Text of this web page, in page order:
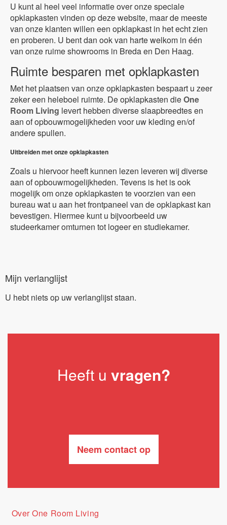
U kunt al heel veel informatie over onze speciale
opklapkasten vinden op deze website, maar de meeste
van onze klanten willen een opklapkast in het echt zien
en proberen. U bent dan ook van harte welkom in één
van onze ruime showrooms in Breda en Den Haag.
Ruimte besparen met opklapkasten
Met het plaatsen van onze opklapkasten bespaart u zeer
zeker een heleboel ruimte. De opklapkasten dieOne
Room Living levert hebben diverse slaapbreedtes en
aan of opbouwmogelijkheden voor uw kleding en/of
andere spullen.
Uitbreiden met onze opklapkasten
Zoals u hiervoor heeft kunnen lezen leveren wij diverse
aan of opbouwmogelijkheden. Tevens is het is ook
mogelijk om onze opklapkasten te voorzien van een
bureau wat u aan het frontpaneel van de opklapkast kan
bevestigen. Hiermee kunt u bijvoorbeeld uw
studeerkamer omturnen tot logeer en studiekamer.
Mijn verlanglijst
U hebt niets op uw verlanglijst staan.
Heeft u vragen?
Neem contact op
Over One Room Living